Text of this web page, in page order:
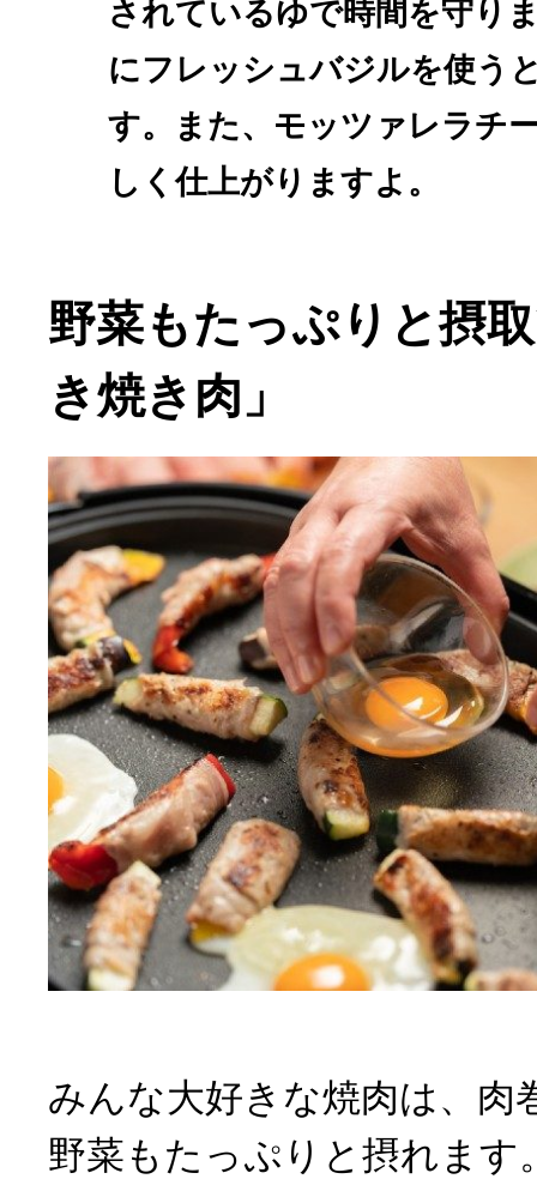
されているゆで時間を守り
にフレッシュバジルを使う
す。また、モッツァレラチ
しく仕上がりますよ。
野菜もたっぷりと摂
き焼き肉」
みんな大好きな焼肉は、肉
野菜もたっぷりと摂れます